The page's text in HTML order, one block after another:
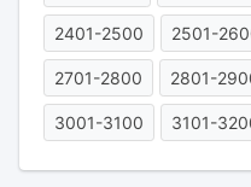
2401-2500 2501-
2701-2800 2801-
3001-3100 3101-